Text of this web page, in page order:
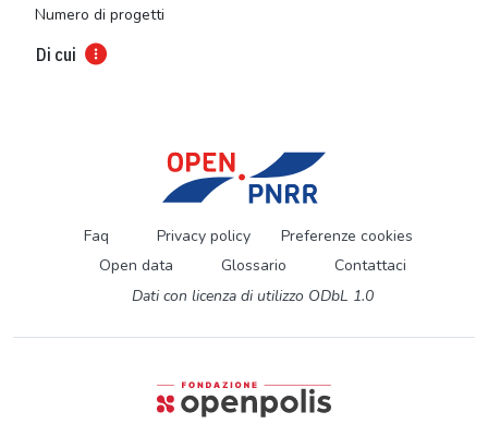
Numero di progetti
Di cui
Faq Privacy policy
Preferenze cookies
Open data
Glossario
Contattaci
Dati con licenza di utilizzo ODbL 1.0